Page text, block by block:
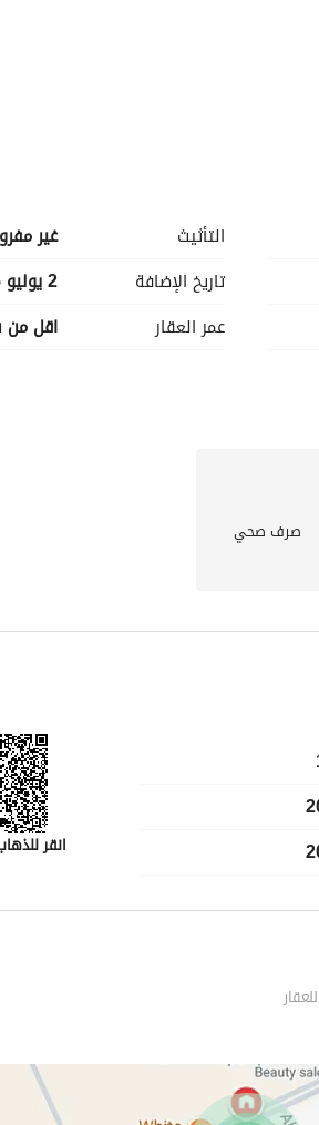
التأثيث
غير
تاريخ الإضافة
2 يوليو 2025
عمر العقار
اقل
صرف صحي
انقر
رقم المبنى
3587